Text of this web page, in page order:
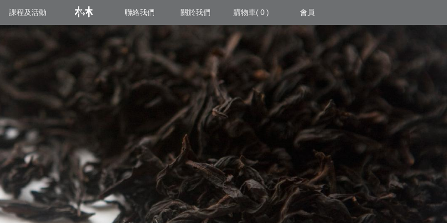
課程及活動 聯絡我們 關於我們 購物車( 0 ) 會員